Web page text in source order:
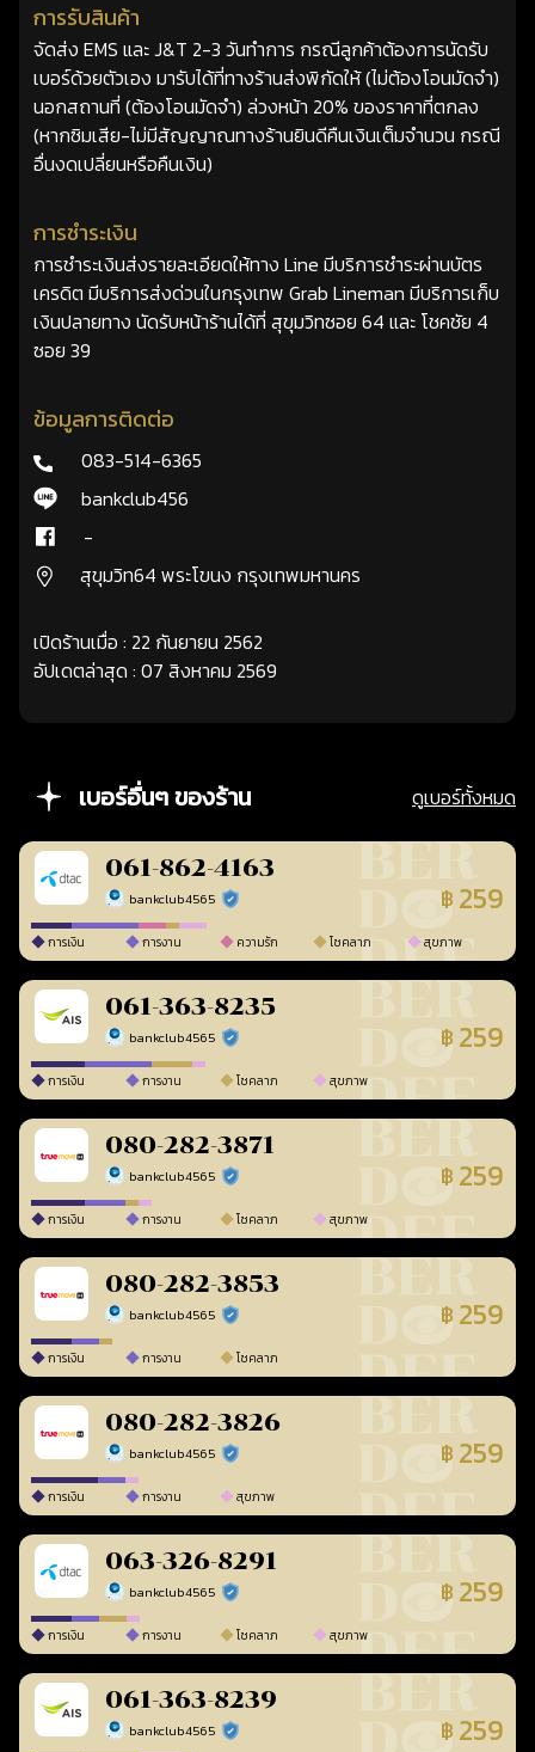
การรับสินค้า
จัดส่ง EMS และ J&T 2-3 วันทำการ กรณีลูกค้าต้องการนัดรับ
เบอร์ด้วยตัวเอง มารับได้ที่ทางร้านส่งพิกัดให้ (ไม่ต้องโอนมัดจำ)
นอกสถานที่ (ต้องโอนมัดจำ) ล่วงหน้า 20% ของราคาที่ตกลง
(หากซิมเสีย-ไม่มีสัญญาณทางร้านยินดีคืนเงินเต็มจำนวน กรณี
อื่นงดเปลี่ยนหรือคืนเงิน)
การชำระเงิน
การชำระเงินส่งรายละเอียดให้ทาง Line มีบริการชำระผ่านบัตร
เครดิต มีบริการส่งด่วนในกรุงเทพ Grab Lineman มีบริการเก็บ
เงินปลายทาง นัดรับหน้าร้านได้ที่ สุขุมวิทซอย 64 และ โชคชัย 4
ซอย 39
ข้อมูลการติดต่อ
083-514-6365
bankclub456
-
สุขุมวิท64 พระโขนง กรุงเทพมหานคร
เปิดร้านเมื่อ : 22 กันยายน 2562
อัปเดตล่าสุด : 07 สิงหาคม 2569
เบอร์อื่นๆ ของร้าน ดูเบอร์ทั้งหมด
061-862-4163
bankclub4565 ร้านยืนยันแล้ว ฿ 259
การเงิน การงาน ความรัก โชคลาภ สุขภาพ
061-363-8235
bankclub4565 ร้านยืนยันแล้ว ฿ 259
การเงิน การงาน โชคลาภ สุขภาพ
080-282-3871
bankclub4565 ร้านยืนยันแล้ว ฿ 259
การเงิน การงาน โชคลาภ สุขภาพ
080-282-3853
bankclub4565 ร้านยืนยันแล้ว ฿ 259
การเงิน การงาน โชคลาภ
080-282-3826
bankclub4565 ร้านยืนยันแล้ว ฿ 259
การเงิน การงาน สุขภาพ
063-326-8291
bankclub4565 ร้านยืนยันแล้ว ฿ 259
การเงิน การงาน โชคลาภ สุขภาพ
061-363-8239
bankclub4565 ร้านยืนยันแล้ว ฿ 259